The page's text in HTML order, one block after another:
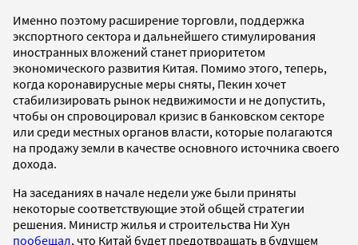
Именно поэтому расширение торговли, поддержка
экспортного сектора и дальнейшего стимулирования
иностранных вложений станет приоритетом
экономического развития Китая. Помимо этого, теперь,
когда коронавирусные меры сняты, Пекин хочет
стабилизировать рынок недвижимости и не допустить,
чтобы он спровоцировал кризис в банковском секторе
или среди местных органов власти, которые полагаются
на продажу земли в качестве основного источника своего
дохода.
На заседаниях в начале недели уже были приняты
некоторые соответствующие этой общей стратегии
решения. Министр жилья и строительства Ни Хун
пообещал, что Китай будет предотвращать в будущем